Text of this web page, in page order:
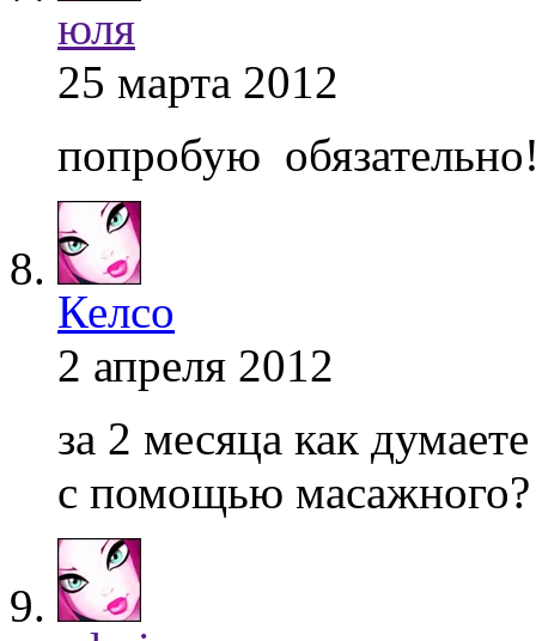
юля
25 марта 2012
попробую
Келсо
2 апреля 2012
за 2 месяца как
с помощью масажного?